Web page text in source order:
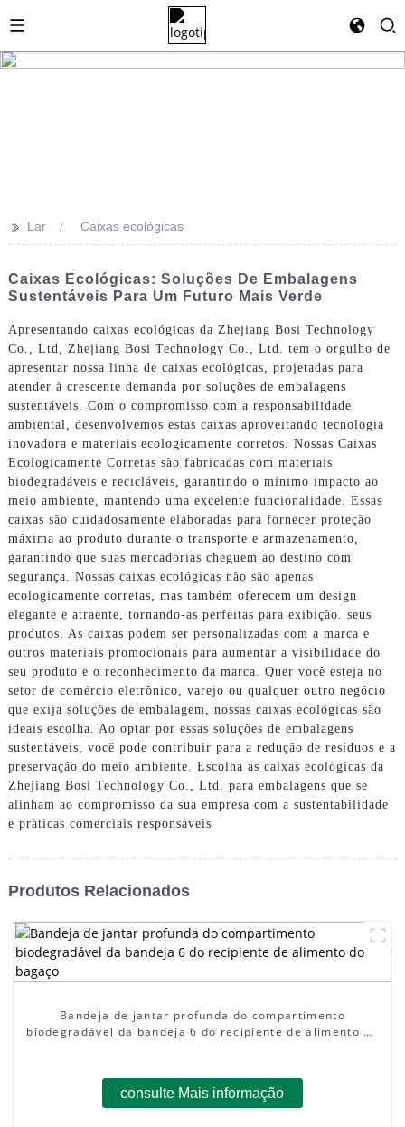
>> Lar Caixas ecológicas
Caixas Ecológicas: Soluções De Embalagens
Sustentáveis ​​para Um Futuro Mais Verde
Apresentando caixas ecológicas da Zhejiang Bosi Technology
Co., Ltd, Zhejiang Bosi Technology Co., Ltd. tem o orgulho de
apresentar nossa linha de caixas ecológicas, projetadas para
atender à crescente demanda por soluções de embalagens
sustentáveis. Com o compromisso com a responsabilidade
ambiental, desenvolvemos estas caixas aproveitando tecnologia
inovadora e materiais ecologicamente corretos. Nossas Caixas
Ecologicamente Corretas são fabricadas com materiais
biodegradáveis ​​e recicláveis, garantindo o mínimo impacto ao
meio ambiente, mantendo uma excelente funcionalidade. Essas
caixas são cuidadosamente elaboradas para fornecer proteção
máxima ao produto durante o transporte e armazenamento,
garantindo que suas mercadorias cheguem ao destino com
segurança. Nossas caixas ecológicas não são apenas
ecologicamente corretas, mas também oferecem um design
elegante e atraente, tornando-as perfeitas para exibição. seus
produtos. As caixas podem ser personalizadas com a marca e
outros materiais promocionais para aumentar a visibilidade do
seu produto e o reconhecimento da marca. Quer você esteja no
setor de comércio eletrônico, varejo ou qualquer outro negócio
que exija soluções de embalagem, nossas caixas ecológicas são
ideais escolha. Ao optar por essas soluções de embalagens
sustentáveis, você pode contribuir para a redução de resíduos e a
preservação do meio ambiente. Escolha as caixas ecológicas da
Zhejiang Bosi Technology Co., Ltd. para embalagens que se
alinham ao compromisso da sua empresa com a sustentabilidade
e práticas comerciais responsáveis
Produtos Relacionados
Bandeja de jantar profunda do compartimento
biodegradável da bandeja 6 do recipiente de alimento do
consulte Mais informação